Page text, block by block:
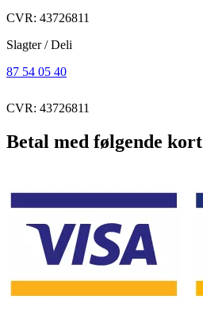
CVR: 43726811
Slagter / Deli
87 54 05 40
CVR: 43726811
Betal med følgende kort